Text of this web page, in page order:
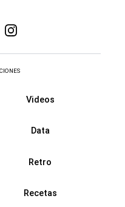
Videos
Data
Retro
Recetas